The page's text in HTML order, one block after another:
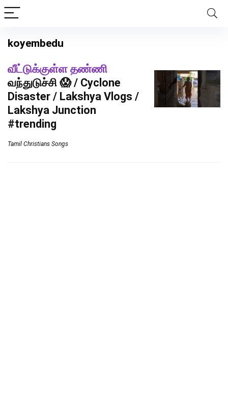
koyembedu
வீட்டுக்குள்ள தண்ணி
வந்துடுச்சி 😱 / Cyclone
Disaster / Lakshya Vlogs /
Lakshya Junction
#trending
Tamil Christians Songs